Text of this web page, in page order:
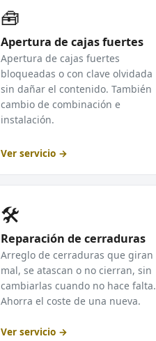
🧰
Apertura de cajas fuertes
Apertura de cajas fuertes
bloqueadas o con clave olvidada
sin dañar el contenido. También
cambio de combinación e
instalación.
Ver servicio →
🛠️
Reparación de cerraduras
Arreglo de cerraduras que giran
mal, se atascan o no cierran, sin
cambiarlas cuando no hace falta.
Ahorra el coste de una nueva.
Ver servicio →